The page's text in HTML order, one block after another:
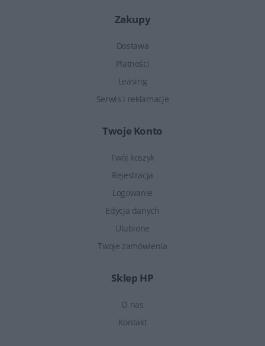
Zakupy
Dostawa
Płatności
Leasing
Serwis i reklamacje
Twoje Konto
Twój koszyk
Rejestracja
Logowanie
Edycja danych
Ulubione
Twoje zamówienia
Sklep HP
O nas
Kontakt